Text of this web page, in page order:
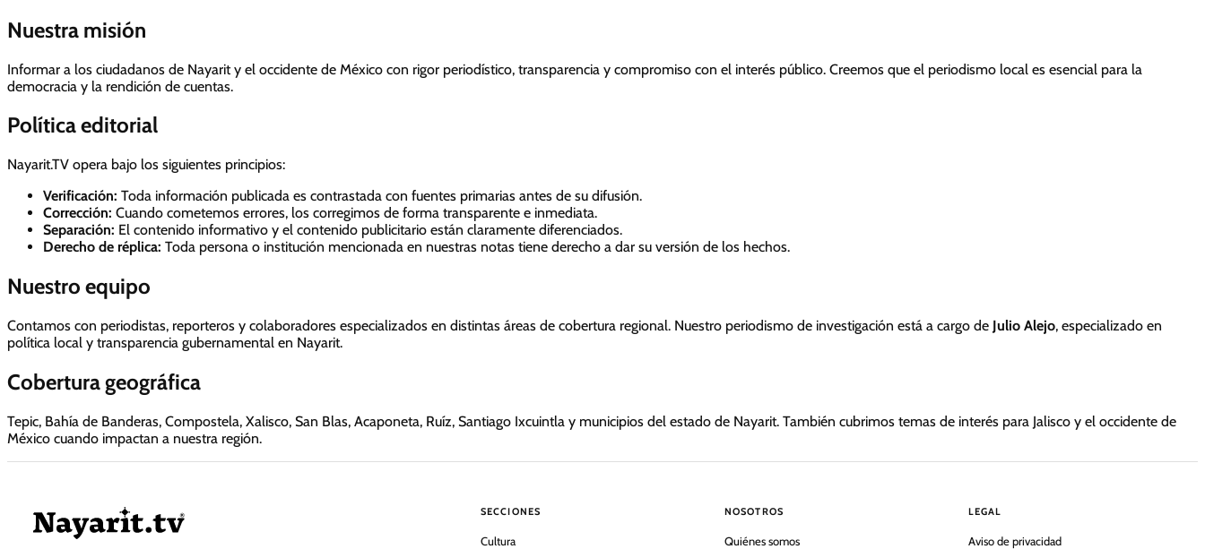
Nuestra misión
Informar a los ciudadanos de Nayarit y el occidente de México con rigor periodístico, transparencia y compromiso con el interés público. Creemos que el periodismo local es esencial para la
democracia y la rendición de cuentas.
Política editorial
Nayarit.TV opera bajo los siguientes principios:
Verificación: Toda información publicada es contrastada con fuentes primarias antes de su difusión.
Corrección: Cuando cometemos errores, los corregimos de forma transparente e inmediata.
Separación: El contenido informativo y el contenido publicitario están claramente diferenciados.
Derecho de réplica: Toda persona o institución mencionada en nuestras notas tiene derecho a dar su versión de los hechos.
Nuestro equipo
Contamos con periodistas, reporteros y colaboradores especializados en distintas áreas de cobertura regional. Nuestro periodismo de investigación está a cargo de Julio Alejo, especializado en
política local y transparencia gubernamental en Nayarit.
Cobertura geográfica
Tepic, Bahía de Banderas, Compostela, Xalisco, San Blas, Acaponeta, Ruíz, Santiago Ixcuintla y municipios del estado de Nayarit. También cubrimos temas de interés para Jalisco y el occidente de
México cuando impactan a nuestra región.
SECCIONES
Cultura
NOSOTROS
Quiénes somos
LEGAL
Aviso de privacidad